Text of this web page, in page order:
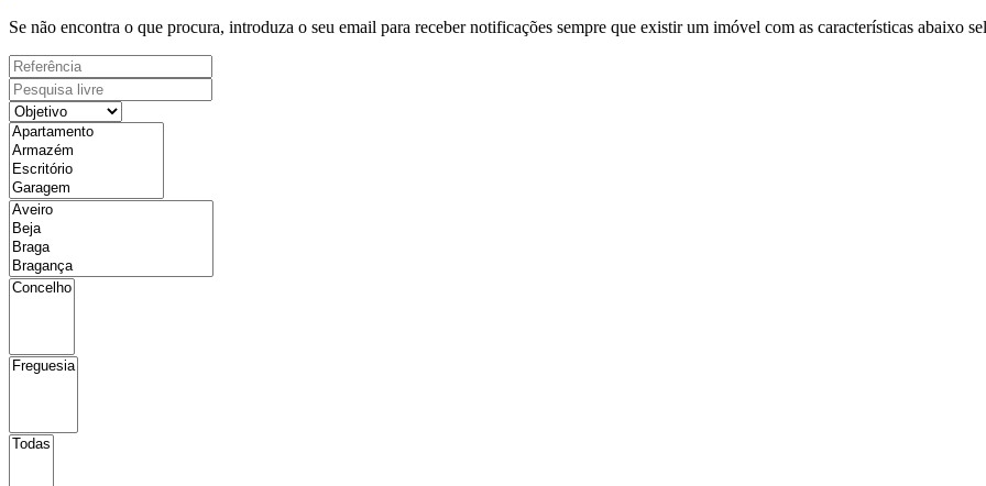
Se não encontra o que procura, introduza o seu email para receber notificações sempre que existir um imóvel com as características abaixo